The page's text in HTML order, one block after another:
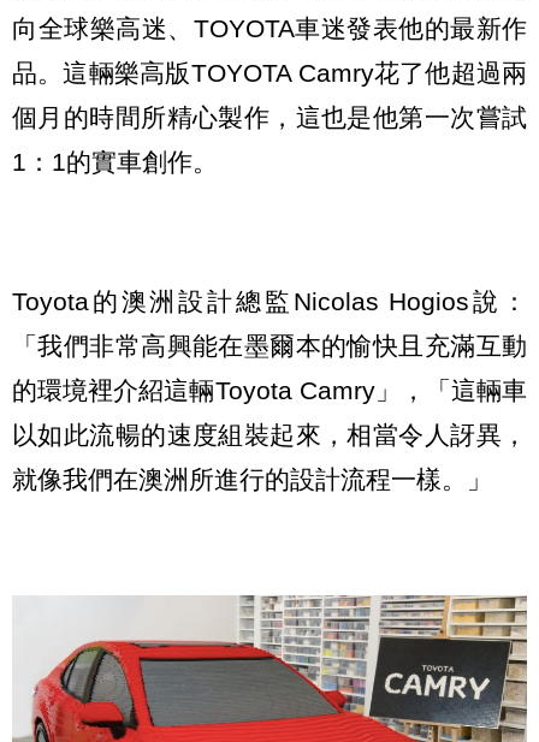
向全球樂高迷、TOYOTA車迷發表他的最新作
品。這輛樂高版TOYOTA Camry花了他超過兩
個月的時間所精心製作，這也是他第一次嘗試
1：1的實車創作。
Toyota的澳洲設計總監Nicolas Hogios說：
「我們非常高興能在墨爾本的愉快且充滿互動
的環境裡介紹這輛Toyota Camry」，「這輛車
以如此流暢的速度組裝起來，相當令人訝異，
就像我們在澳洲所進行的設計流程一樣。」